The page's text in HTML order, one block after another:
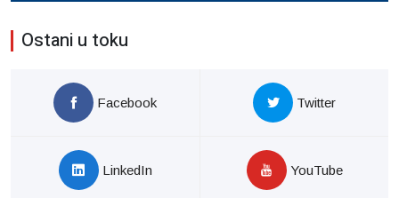
Ostani u toku
Facebook Twitter
LinkedIn YouTube